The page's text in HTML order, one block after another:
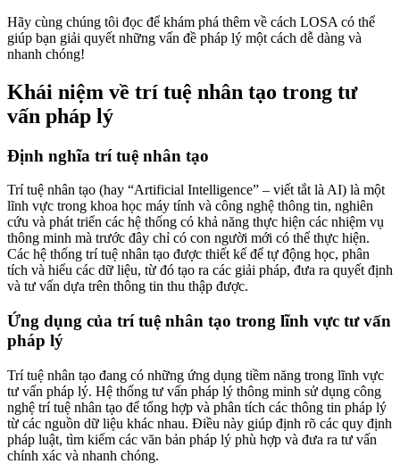
Hãy cùng chúng tôi đọc để khám phá thêm về cách LOSA có thể
giúp bạn giải quyết những vấn đề pháp lý một cách dễ dàng và
nhanh chóng!
Khái niệm về trí tuệ nhân tạo trong tư
vấn pháp lý
Định nghĩa trí tuệ nhân tạo
Trí tuệ nhân tạo (hay “Artificial Intelligence” – viết tắt là AI) là một
lĩnh vực trong khoa học máy tính và công nghệ thông tin, nghiên
cứu và phát triển các hệ thống có khả năng thực hiện các nhiệm vụ
thông minh mà trước đây chỉ có con người mới có thể thực hiện.
Các hệ thống trí tuệ nhân tạo được thiết kế để tự động học, phân
tích và hiểu các dữ liệu, từ đó tạo ra các giải pháp, đưa ra quyết định
và tư vấn dựa trên thông tin thu thập được.
Ứng dụng của trí tuệ nhân tạo trong lĩnh vực tư vấn
pháp lý
Trí tuệ nhân tạo đang có những ứng dụng tiềm năng trong lĩnh vực
tư vấn pháp lý. Hệ thống tư vấn pháp lý thông minh sử dụng công
nghệ trí tuệ nhân tạo để tổng hợp và phân tích các thông tin pháp lý
từ các nguồn dữ liệu khác nhau. Điều này giúp định rõ các quy định
pháp luật, tìm kiếm các văn bản pháp lý phù hợp và đưa ra tư vấn
chính xác và nhanh chóng.